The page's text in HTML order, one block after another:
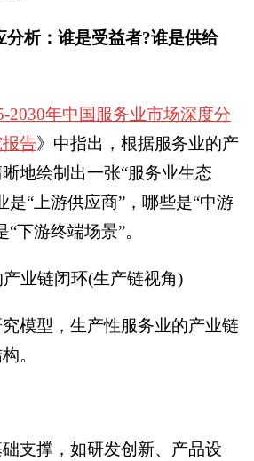
分析：谁是受益者?谁是供给
2030年中国服务业市场深度分
告》中指出，根据服务业的产
地绘制出一张‍“服务业生态
是‍“上游供应商”‍，哪些是‍“中游
下游终端场景”‍。
业链闭环(生产链视角)‍
模型，生产性服务业的产业链
。
支撑，如研发创新、产品设